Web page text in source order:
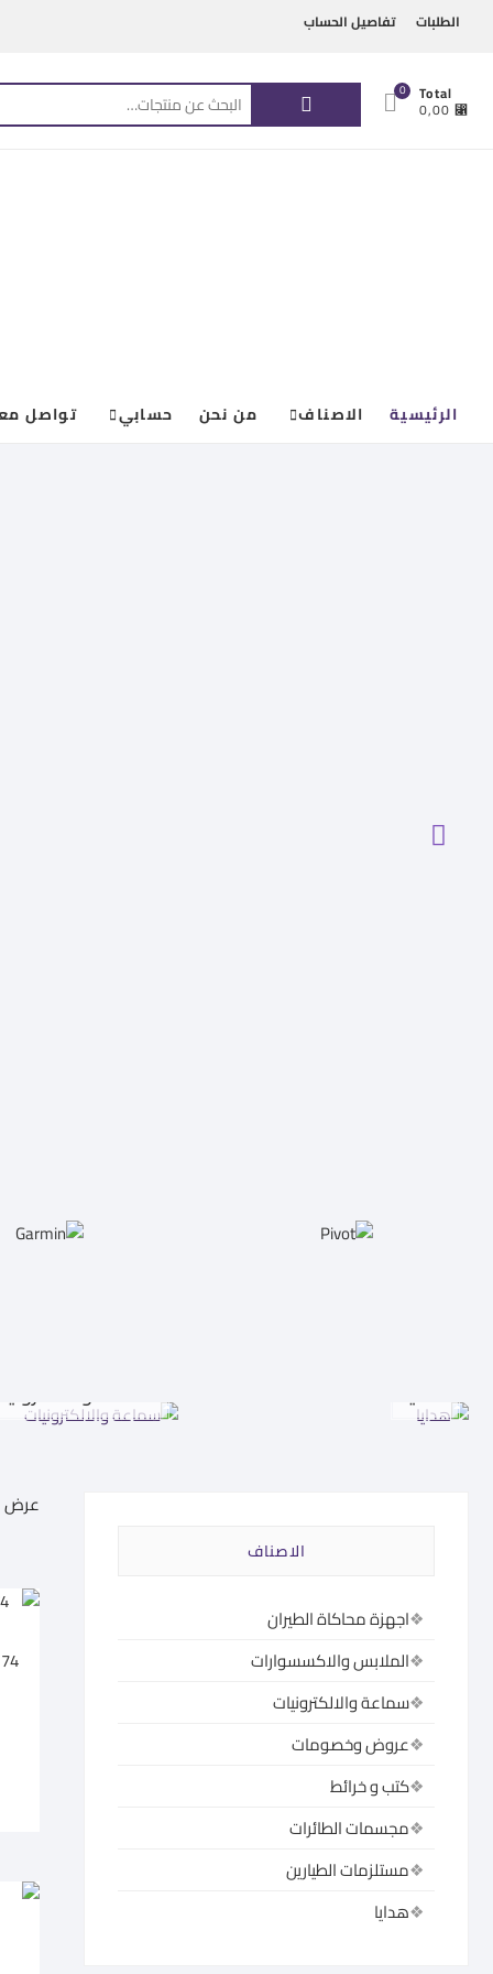
contentالطلبات تفاصيل الحساب
عن:
0 Total
⃁ 0,00
الرئيسية الاصناف من نحن حسابي تواصل
سماعة والالكترونيات هدايا
عرض 1–60 من أصل 585 نتيجة
الاصناف
اجهزة محاكاة الطيران
الملابس والاكسسوارات
سماعة والالكترونيات
عروض وخصومات
كتب و خرائط
مجسمات الطائرات
مستلزمات الطيارين
هدايا